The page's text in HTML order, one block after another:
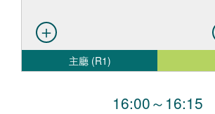
主廳 (R1)
16:00～ 16:15